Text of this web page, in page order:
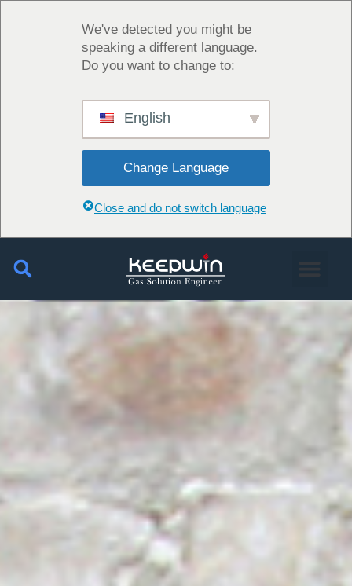
We've detected you might be
speaking a different language.
Do you want to change to:
English
Change Language
Close and do not switch language